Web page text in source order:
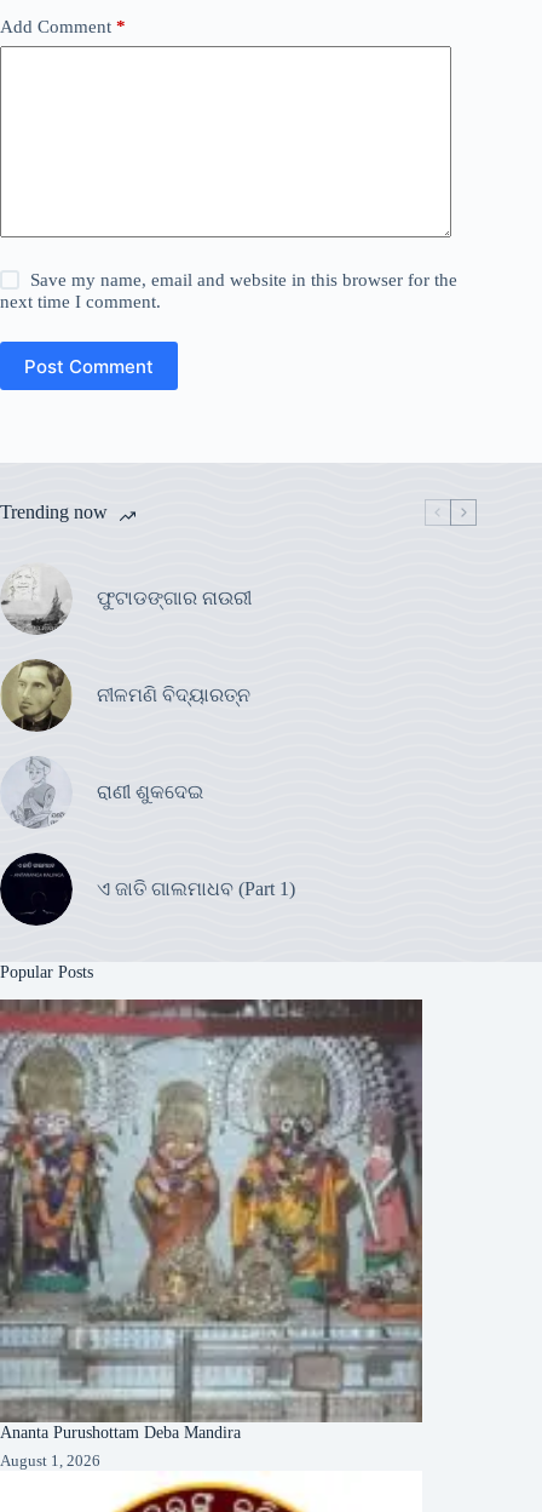
Add Comment *
Save my name, email and website in this browser for the
next time I comment.
Post Comment
Trending now
ଫୁଟାଡଙ୍ଗାର ନାଉରୀ
ନୀଳମଣି ବିଦ୍ୟାରତ୍ନ
ରାଣୀ ଶୁକଦେଇ
ଏ ଜାତି ଗାଲମାଧବ (Part 1)
Popular Posts
Ananta Purushottam Deba Mandira
August 1, 2026